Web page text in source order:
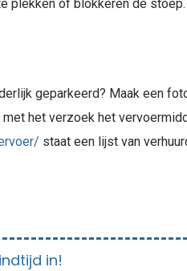
plekken of blokkeren de
geparkeerd? Maak een
het verzoek het
staat een lijst van
in!